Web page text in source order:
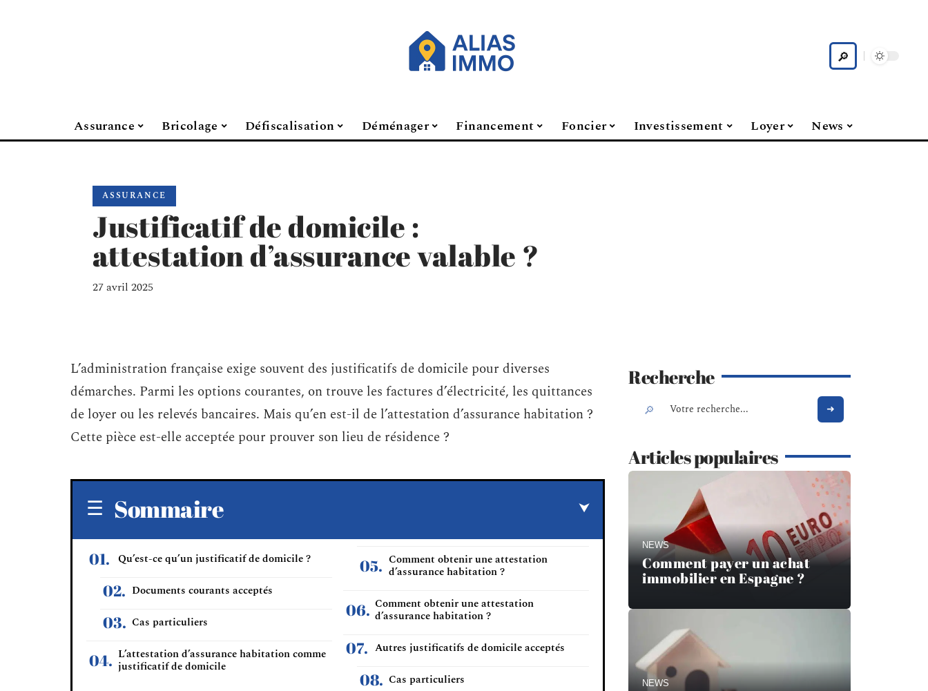
Assurance Bricolage Défiscalisation Déménager Financement Foncier Investissement Loyer News
ASSURANCE
Justificatif de domicile :
attestation d’assurance valable ?
27 avril 2025
L’administration française exige souvent des justificatifs de domicile pour diverses
démarches. Parmi les options courantes, on trouve les factures d’électricité, les quittances
de loyer ou les relevés bancaires. Mais qu’en est-il de l’attestation d’assurance habitation ?
Cette pièce est-elle acceptée pour prouver son lieu de résidence ?
Sommaire
Qu’est-ce qu’un justificatif de domicile ?
Documents courants acceptés
Cas particuliers
L’attestation d’assurance habitation comme
justificatif de domicile
Comment obtenir une attestation
d’assurance habitation ?
Comment obtenir une attestation
d’assurance habitation ?
Autres justificatifs de domicile acceptés
Cas particuliers
Recherche
Articles populaires
NEWS
Comment payer un achat
immobilier en Espagne ?
NEWS